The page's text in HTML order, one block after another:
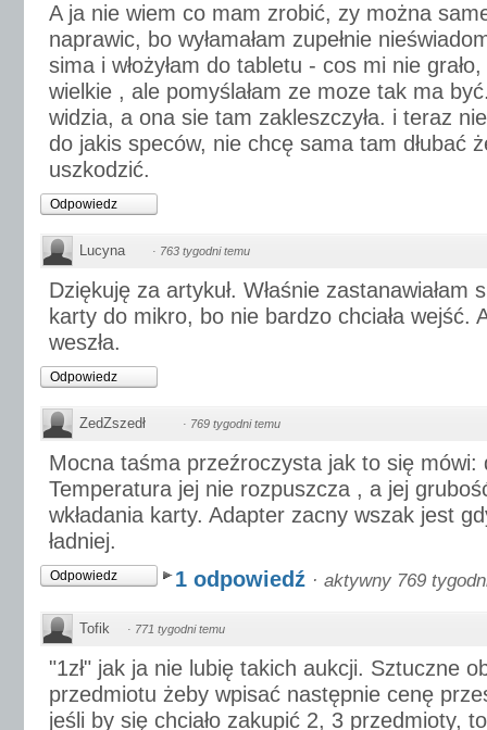
A ja nie wiem co mam zrobić, zy można
naprawic, bo wyłamałam zupełnie
sima i włożyłam do tabletu - cos mi nie
wielkie , ale pomyślałam ze moze tak ma
widzia, a ona sie tam zakleszczyła. i teraz
do jakis speców, nie chcę sama tam dłubać
uszkodzić.
Odpowiedz
Lucyna · 763 tygodni temu
Dziękuję za artykuł. Właśnie zastanawiałam
karty do mikro, bo nie bardzo chciała wejść.
weszła.
Odpowiedz
ZedZszedł · 769 tygodni temu
Mocna taśma przeźroczysta jak to się mówi:
Temperatura jej nie rozpuszcza , a jej
wkładania karty. Adapter zacny wszak jest
ładniej.
Odpowiedz 1 odpowiedź · aktywny 769
Tofik · 771 tygodni temu
"1zł" jak ja nie lubię takich aukcji. Sztuczne
przedmiotu żeby wpisać następnie cenę
jeśli by się chciało zakupić 2, 3 przedmioty,